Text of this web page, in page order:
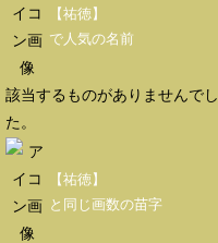
【祐徳】
で人気の名前
該当するものがありませんでし
た。
【祐徳】
と同じ画数の苗字